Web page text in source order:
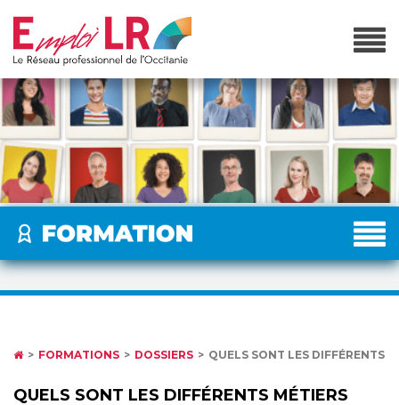
FORMATIONS DOSSIERS QUELS SONT LES DIFFÉRENTS
QUELS SONT LES DIFFÉRENTS MÉTIERS